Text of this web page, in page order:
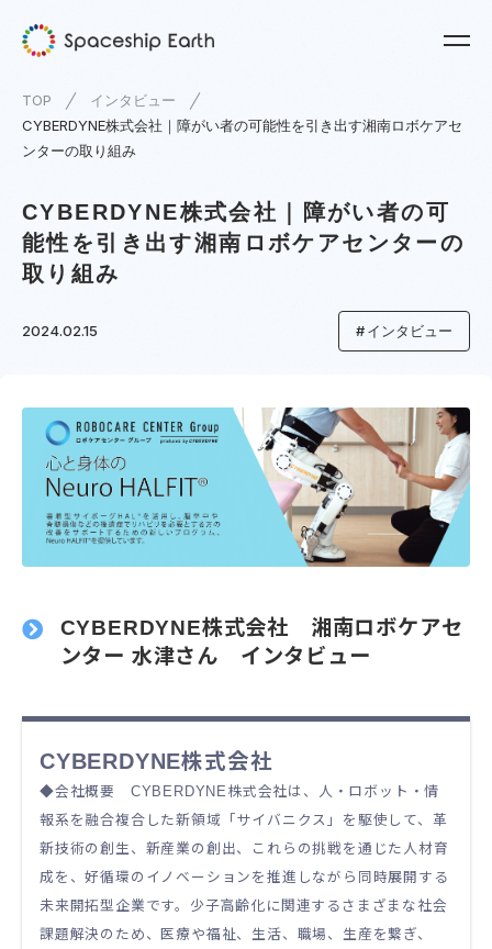
TOP
インタビュー
CYBERDYNE株式会社｜障がい者の可能性を引き出す湘南ロボケアセ
ンターの取り組み
CYBERDYNE株式会社｜障がい者の可
能性を引き出す湘南ロボケアセンターの
取り組み
2024.02.15 インタビュー
CYBERDYNE株式会社 湘南ロボケアセ
ンター 水津さん インタビュー
CYBERDYNE株式会社
◆会社概要 CYBERDYNE株式会社は、人・ロボット・情
報系を融合複合した新領域「サイバニクス」を駆使して、革
新技術の創生、新産業の創出、これらの挑戦を通じた人材育
成を、好循環のイノベーションを推進しながら同時展開する
未来開拓型​​企業です。少子高齢化に関連するさまざまな社会
課題解決のため、医療や福祉、生活、職場、生産を繋ぎ、